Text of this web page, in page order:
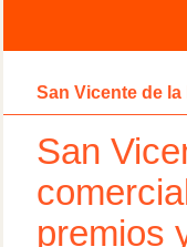
San Vicente de la
San
premios